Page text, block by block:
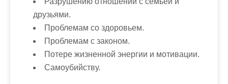
друзьями.
Проблемам со здоровьем.
Проблемам с законом.
Потере жизненной энергии и мотивации.
Самоубийству.